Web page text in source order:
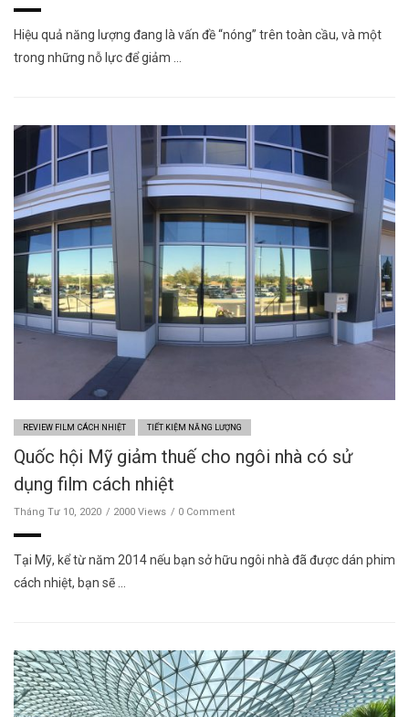
Hiệu quả năng lượng đang là vấn đề “nóng” trên toàn cầu, và một
trong những nỗ lực để giảm …
REVIEW FILM CÁCH NHIỆT TIẾT KIỆM NĂNG LƯỢNG
Quốc hội Mỹ giảm thuế cho ngôi nhà có sử
dụng film cách nhiệt
Tháng Tư 10, 2020 2000 Views 0 Comment
Tại Mỹ, kể từ năm 2014 nếu bạn sở hữu ngôi nhà đã được dán phim
cách nhiệt, bạn sẽ …